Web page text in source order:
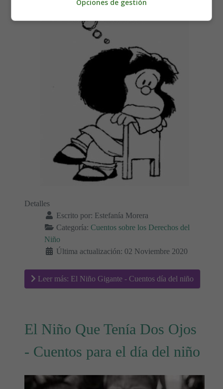
Detalles
Escrito por: Estefanía Morera
Categoría: Cuentos sobre los Derechos del
Niño
Última actualización: 02 Noviembre 2020
Leer más: El Niño Gigante - Cuentos día del niño
El Niño Que Tenía Dos Ojos
- Cuentos para el día del niño
Opciones de gestión